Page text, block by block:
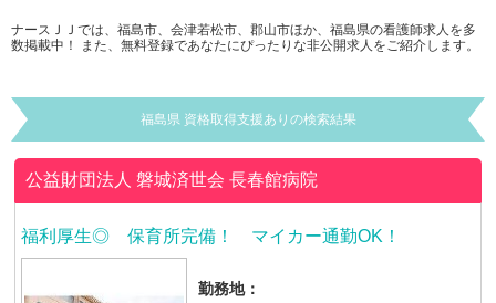
ナースＪＪでは、福島市、会津若松市、郡山市ほか、福島県の看護師求人を多
数掲載中！ また、無料登録であなたにぴったりな非公開求人をご紹介します。
福島県 資格取得支援ありの検索結果
公益財団法人 磐城済世会長春館病院
福利厚生◎ 保育所完備！ マイカー通勤OK！
勤務地：